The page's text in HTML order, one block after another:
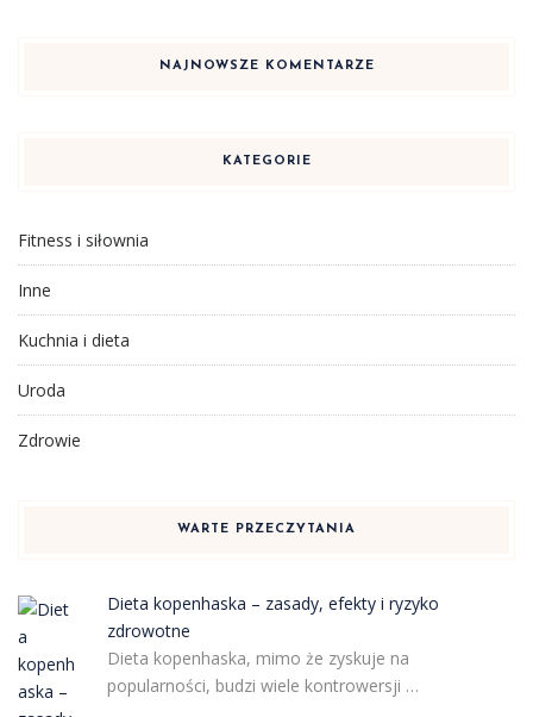
NAJNOWSZE KOMENTARZE
KATEGORIE
Fitness i siłownia
Inne
Kuchnia i dieta
Uroda
Zdrowie
WARTE PRZECZYTANIA
Dieta kopenhaska – zasady, efekty i ryzyko
zdrowotne
Dieta kopenhaska, mimo że zyskuje na
popularności, budzi wiele kontrowersji …